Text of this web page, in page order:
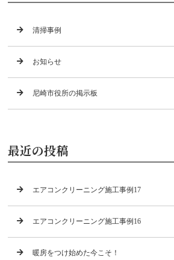
清掃事例
お知らせ
尼崎市役所の掲示板
最近の投稿
エアコンクリーニング施工事例17
エアコンクリーニング施工事例16
暖房をつけ始めた今こそ！